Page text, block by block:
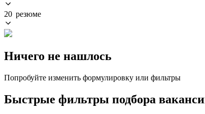
20 резюме
Ничего не нашлось
Попробуйте изменить формулировку или фильтры
Быстрые фильтры подбора